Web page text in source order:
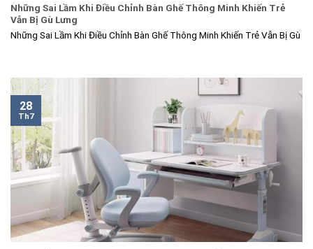
Những Sai Lầm Khi Điều Chỉnh Bàn Ghế Thông Minh Khiến Trẻ
Vẫn Bị Gù Lưng
Những Sai Lầm Khi Điều Chỉnh Bàn Ghế Thông Minh Khiến Trẻ Vẫn Bị Gù
28
Th7